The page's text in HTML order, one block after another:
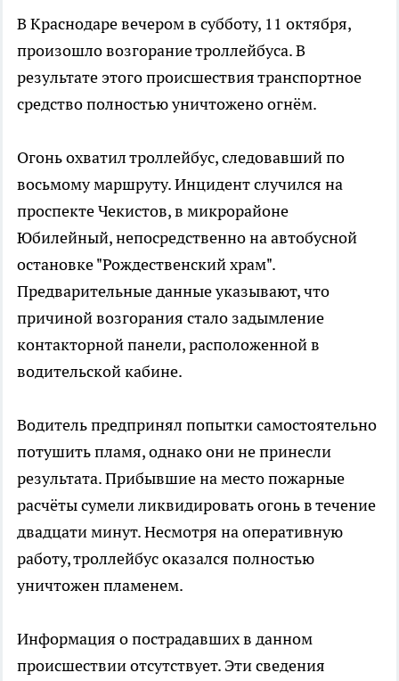
В Краснодаре вечером в субботу, 11 октября,
произошло возгорание троллейбуса. В
результате этого происшествия транспортное
средство полностью уничтожено огнём.
Огонь охватил троллейбус, следовавший по
восьмому маршруту. Инцидент случился на
проспекте Чекистов, в микрорайоне
Юбилейный, непосредственно на автобусной
остановке "Рождественский храм".
Предварительные данные указывают, что
причиной возгорания стало задымление
контакторной панели, расположенной в
водительской кабине.
Водитель предпринял попытки самостоятельно
потушить пламя, однако они не принесли
результата. Прибывшие на место пожарные
расчёты сумели ликвидировать огонь в течение
двадцати минут. Несмотря на оперативную
работу, троллейбус оказался полностью
уничтожен пламенем.
Информация о пострадавших в данном
происшествии отсутствует. Эти сведения